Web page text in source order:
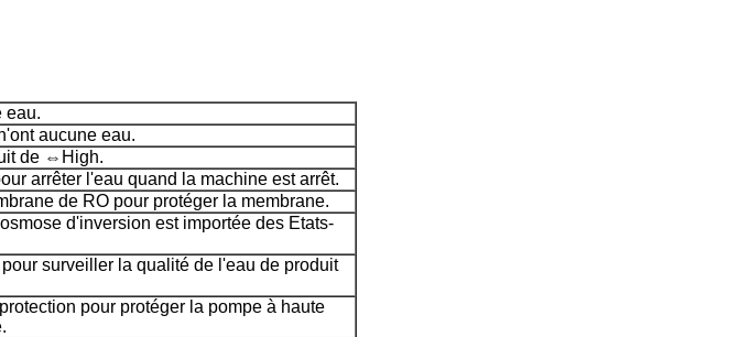
eau.
aucune eau.
de ⇔High.
arrêter l'eau quand la machine est arrêt.
de RO pour protéger la membrane.
d'inversion est importée des Etats-
surveiller la qualité de l'eau de produit
pour protéger la pompe à haute